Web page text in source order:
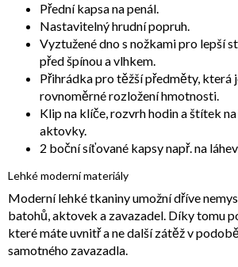
Přední kapsa na penál.
Nastavitelný hrudní popruh.
Vyztužené dno s nožkami pro lepší
před špínou a vlhkem.
Přihrádka pro těžší předměty, která
rovnoměrné rozložení hmotnosti.
Klip na klíče, rozvrh hodin a štítek
aktovky.
2 boční síťované kapsy např. na
Lehké moderní materiály
Moderní lehké tkaniny umožní dříve
batohů, aktovek a zavazadel. Díky tomu
které máte uvnitř a ne další zátěž v
samotného zavazadla.